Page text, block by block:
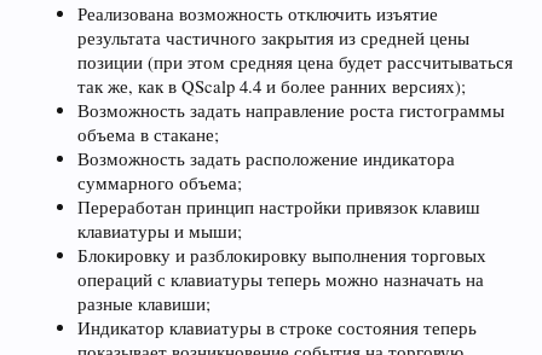
Реализована возможность отключить изъятие
результата частичного закрытия из средней цены
позиции (при этом средняя цена будет рассчитываться
так же, как в QScalp 4.4 и более ранних версиях);
Возможность задать направление роста гистограммы
объема в стакане;
Возможность задать расположение индикатора
суммарного объема;
Переработан принцип настройки привязок клавиш
клавиатуры и мыши;
Блокировку и разблокировку выполнения торговых
операций с клавиатуры теперь можно назначать на
разные клавиши;
Индикатор клавиатуры в строке состояния теперь